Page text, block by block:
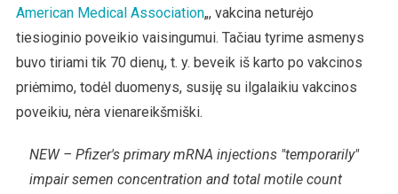
American Medical Association„, vakcina neturėjo
tiesioginio poveikio vaisingumui. Tačiau tyrime asmenys
buvo tiriami tik 70 dienų, t. y. beveik iš karto po vakcinos
priėmimo, todėl duomenys, susiję su ilgalaikiu vakcinos
poveikiu, nėra vienareikšmiški.
NEW – Pfizer's primary mRNA injections "temporarily"
impair semen concentration and total motile count